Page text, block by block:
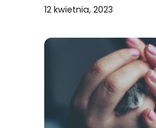
12 kwietnia, 2023